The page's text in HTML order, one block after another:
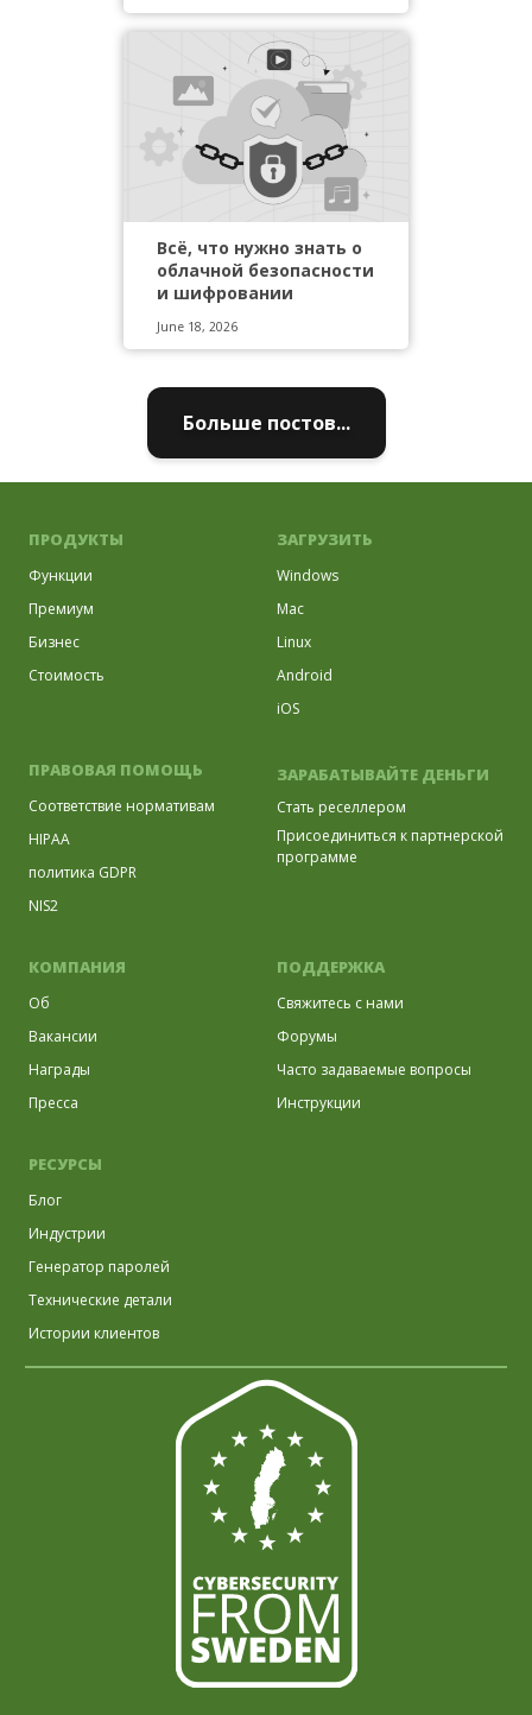
Всё, что нужно знать о
облачной безопасности
и шифровании
June 18, 2026
Больше постов...
ПРОДУКТЫ
Функции
Премиум
Бизнес
Стоимость
ЗАГРУЗИТЬ
Windows
Mac
Linux
Android
iOS
ПРАВОВАЯ ПОМОЩЬ
Соответствие нормативам
HIPAA
политика GDPR
NIS2
ЗАРАБАТЫВАЙТЕ ДЕНЬГИ
Стать реселлером
Присоединиться к партнерской
программе
КОМПАНИЯ
Об
Вакансии
Награды
Пресса
ПОДДЕРЖКА
Свяжитесь с нами
Форумы
Часто задаваемые вопросы
Инструкции
РЕСУРСЫ
Блог
Индустрии
Генератор паролей
Технические детали
Истории клиентов